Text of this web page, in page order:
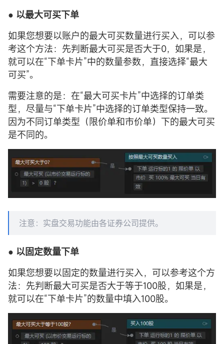
● 以最大可买下单
如果您想要以账户的最大可买数量进行买入，可以参
考这个方法：先判断最大可买是否大于0，如果是，
就可以在“下单卡片”中的数量参数，直接选择“最大
可买”。
需要注意的是：在“最大可买卡片”中选择的订单类
型，尽量与“下单卡片”中选择的订单类型保持一致。
因为不同订单类型（限价单和市价单）下的最大可买
是不同的。
注意：实盘交易功能由各证券公司提供。
● 以固定数量下单
如果您想要以固定的数量进行买入，可以参考这个方
法：先判断最大可买是否大于等于100股，如果是，
就可以在“下单卡片”的数量中填入100股。